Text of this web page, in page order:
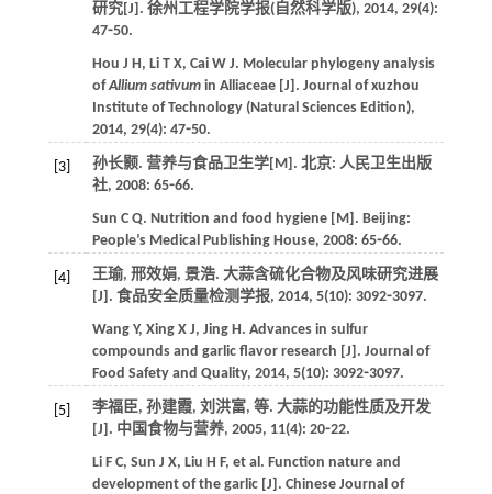
研究[J]. 徐州工程学院学报(自然科学版), 2014, 29(4):
47⁃50.
Hou J H, Li T X, Cai W J. Molecular phylogeny analysis
ofAllium sativumin Alliaceae [J]. Journal of xuzhou
Institute of Technology (Natural Sciences Edition),
2014, 29(4): 47⁃50.
[3] 孙长颢. 营养与食品卫生学[M]. 北京: 人民卫生出版
社, 2008: 65⁃66.
Sun C Q. Nutrition and food hygiene[M]. Beijing:
People’s Medical Publishing House, 2008: 65⁃66.
[4]
王瑜, 邢效娟, 景浩. 大蒜含硫化合物及风味研究进展
[J]. 食品安全质量检测学报, 2014, 5(10): 3092⁃3097.
Wang Y, Xing X J, Jing H. Advances in sulfur
compounds and garlic flavor research [J]. Journal of
Food Safety and Quality, 2014, 5(10): 3092⁃3097.
[5] 李福臣, 孙建霞, 刘洪富, 等. 大蒜的功能性质及开发
[J]. 中国食物与营养, 2005, 11(4): 20⁃22.
Li F C, Sun J X, Liu H F, et al. Function nature and
development of the garlic [J]. Chinese Journal of